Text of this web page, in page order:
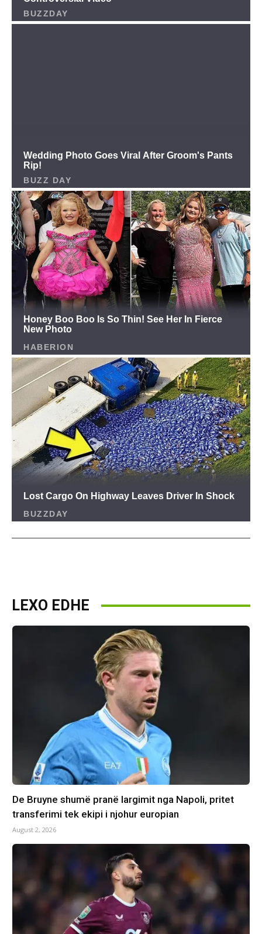
LEXO EDHE
De Bruyne shumë pranë largimit nga Napoli, pritet
transferimi tek ekipi i njohur europian
August 2, 2026